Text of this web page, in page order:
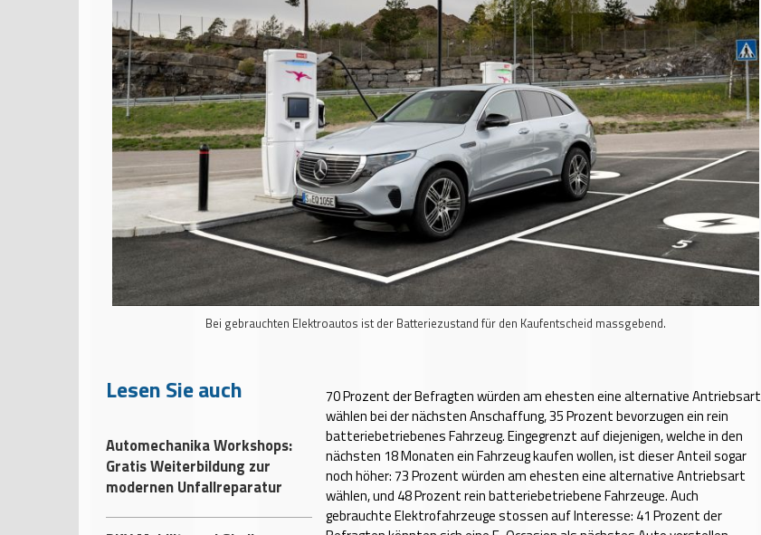
Bei gebrauchten Elektroautos ist der Batteriezustand für den Kaufentscheid massgebend.
Lesen Sie auch
Automechanika Workshops:
Gratis Weiterbildung zur
modernen Unfallreparatur
70 Prozent der Befragten würden am ehesten eine alternative Antriebsart
wählen bei der nächsten Anschaffung, 35 Prozent bevorzugen ein rein
batteriebetriebenes Fahrzeug. Eingegrenzt auf diejenigen, welche in den
nächsten 18 Monaten ein Fahrzeug kaufen wollen, ist dieser Anteil sogar
noch höher: 73 Prozent würden am ehesten eine alternative Antriebsart
wählen, und 48 Prozent rein batteriebetriebene Fahrzeuge. Auch
gebrauchte Elektrofahrzeuge stossen auf Interesse: 41 Prozent der